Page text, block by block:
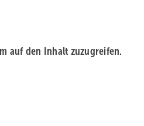
auf den Inhalt zuzugreifen.